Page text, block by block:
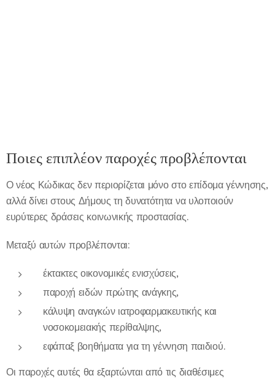
Ποιες επιπλέον παροχές προβλέπονται
Ο νέος Κώδικας δεν περιορίζεται μόνο στο επίδομα γέννησης,
αλλά δίνει στους Δήμους τη δυνατότητα να υλοποιούν
ευρύτερες δράσεις κοινωνικής προστασίας.
Μεταξύ αυτών προβλέπονται:
έκτακτες οικονομικές ενισχύσεις,
παροχή ειδών πρώτης ανάγκης,
κάλυψη αναγκών ιατροφαρμακευτικής και
νοσοκομειακής περίθαλψης,
εφάπαξ βοηθήματα για τη γέννηση παιδιού.
Οι παροχές αυτές θα εξαρτώνται από τις διαθέσιμες